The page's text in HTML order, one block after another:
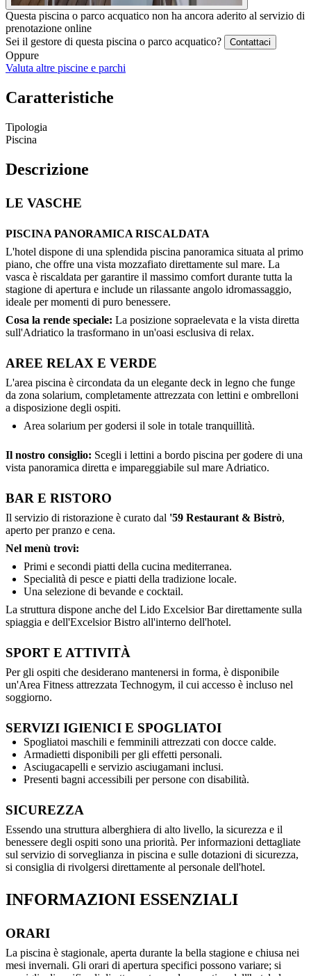
Questa piscina o parco acquatico non ha ancora aderito al servizio di
prenotazione online
Sei il gestore di questa piscina o parco acquatico?
Contattaci
Oppure
Valuta altre piscine e parchi
Caratteristiche
Tipologia
Piscina
Descrizione
LE VASCHE
PISCINA PANORAMICA RISCALDATA
L'hotel dispone di una splendida piscina panoramica situata al primo
piano, che offre una vista mozzafiato direttamente sul mare. La
vasca è riscaldata per garantire il massimo comfort durante tutta la
stagione di apertura e include un rilassante angolo idromassaggio,
ideale per momenti di puro benessere.
Cosa la rende speciale: La posizione sopraelevata e la vista diretta
sull'Adriatico la trasformano in un'oasi esclusiva di relax.
AREE RELAX E VERDE
L'area piscina è circondata da un elegante deck in legno che funge
da zona solarium, completamente attrezzata con lettini e ombrelloni
a disposizione degli ospiti.
Area solarium per godersi il sole in totale tranquillità.
Il nostro consiglio: Scegli i lettini a bordo piscina per godere di una
vista panoramica diretta e impareggiabile sul mare Adriatico.
BAR E RISTORO
Il servizio di ristorazione è curato dal '59 Restaurant & Bistrò,
aperto per pranzo e cena.
Nel menù trovi:
Primi e secondi piatti della cucina mediterranea.
Specialità di pesce e piatti della tradizione locale.
Una selezione di bevande e cocktail.
La struttura dispone anche del Lido Excelsior Bar direttamente sulla
spiaggia e dell'Excelsior Bistro all'interno dell'hotel.
SPORT E ATTIVITÀ
Per gli ospiti che desiderano mantenersi in forma, è disponibile
un'Area Fitness attrezzata Technogym, il cui accesso è incluso nel
soggiorno.
SERVIZI IGIENICI E SPOGLIATOI
Spogliatoi maschili e femminili attrezzati con docce calde.
Armadietti disponibili per gli effetti personali.
Asciugacapelli e servizio asciugamani inclusi.
Presenti bagni accessibili per persone con disabilità.
SICUREZZA
Essendo una struttura alberghiera di alto livello, la sicurezza e il
benessere degli ospiti sono una priorità. Per informazioni dettagliate
sul servizio di sorveglianza in piscina e sulle dotazioni di sicurezza,
si consiglia di rivolgersi direttamente al personale dell'hotel.
INFORMAZIONI ESSENZIALI
ORARI
La piscina è stagionale, aperta durante la bella stagione e chiusa nei
mesi invernali. Gli orari di apertura specifici possono variare; si